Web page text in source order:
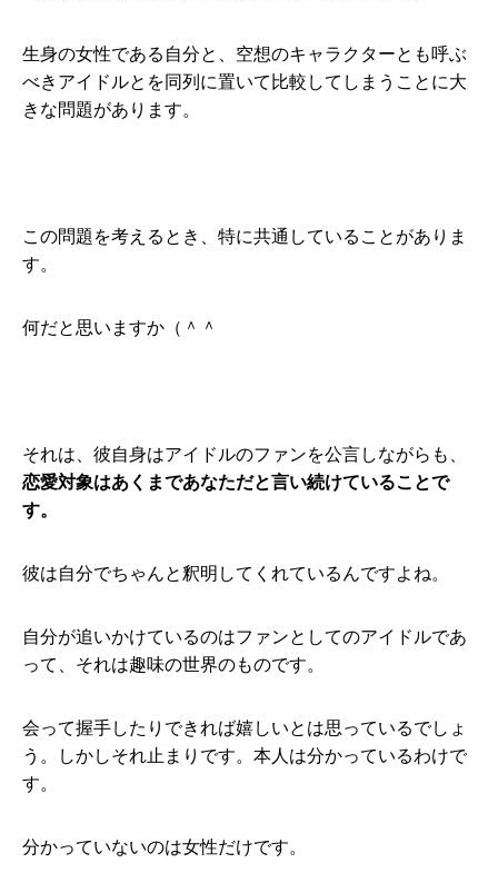
生身の女性である自分と、空想のキャラクターとも呼ぶ
べきアイドルとを同列に置いて比較してしまうことに大
きな問題があります。
この問題を考えるとき、特に共通していることがありま
す。
何だと思いますか（＾＾
それは、彼自身はアイドルのファンを公言しながらも、
恋愛対象はあくまであなただと言い続けていることで
す。
彼は自分でちゃんと釈明してくれているんですよね。
自分が追いかけているのはファンとしてのアイドルであ
って、それは趣味の世界のものです。
会って握手したりできれば嬉しいとは思っているでしょ
う。しかしそれ止まりです。本人は分かっているわけで
す。
分かっていないのは女性だけです。